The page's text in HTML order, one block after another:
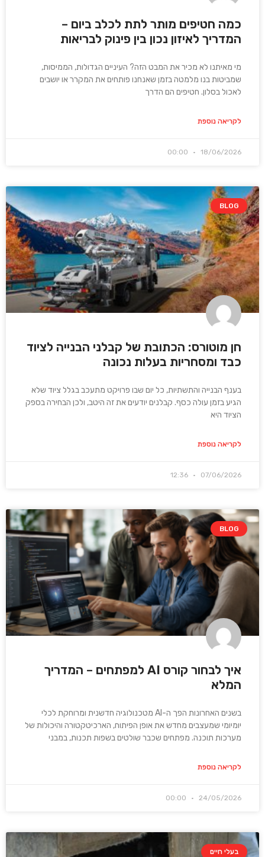
כמה חטיפים מותר לתת לכלב ביום –
המדריך לאיזון נכון בין פינוק לבריאות
מי מאיתנו לא מכיר את המבט הזה? העיניים הגדולות, הממיסות,
שמביטות בנו מלמטה בזמן שאנחנו פותחים את המקרר או יושבים
לאכול בסלון. חטיפים הם הדרך
לקריאה נוספת
18/06/2026
BLOG
חן מוטורס: הכתובת של קבלני הבנייה לציוד
כבד ומסחריות בעלות נכונה
בענף הבנייה והתשתיות, כל יום שבו פרויקט מתעכב בגלל ציוד שלא
הגיע בזמן עולה כסף. קבלנים יודעים את זה היטב, ולכן הבחירה בספק
הציוד היא
לקריאה נוספת
07/06/2026
BLOG
איך לבחור קורס AI למפתחים – המדריך
המלא
בשנים האחרונות הפך ה-AI מטכנולוגיה חדשנית ומרוחקת לכלי
יומיומי שמעצבים מחדש את אופן הפיתוח, הארכיטקטורה והיכולות של
מערכות תוכנה. מפתחים שכבר שולטים בשפות תכנות, במבני
לקריאה נוספת
24/05/2026
בעלי חיים